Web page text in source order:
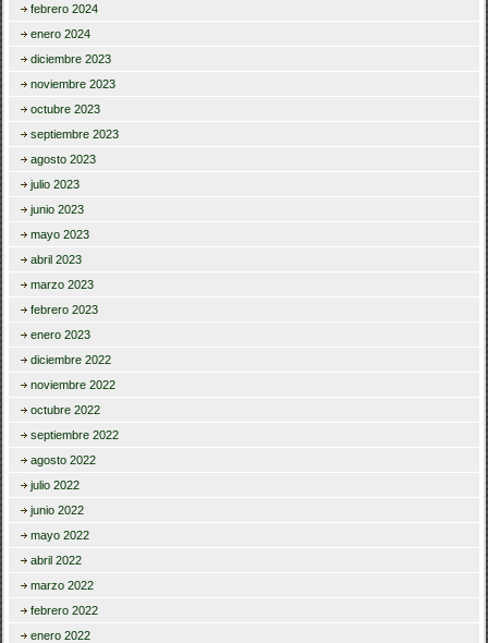
febrero 2024
enero 2024
diciembre 2023
noviembre 2023
octubre 2023
septiembre 2023
agosto 2023
julio 2023
junio 2023
mayo 2023
abril 2023
marzo 2023
febrero 2023
enero 2023
diciembre 2022
noviembre 2022
octubre 2022
septiembre 2022
agosto 2022
julio 2022
junio 2022
mayo 2022
abril 2022
marzo 2022
febrero 2022
enero 2022